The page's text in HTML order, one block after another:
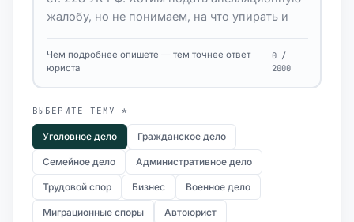
Чем подробнее опишете — тем точнее ответ
юриста
0 /
2000
ВЫБЕРИТЕ ТЕМУ *
Уголовное дело Гражданское дело
Семейное дело Административное дело
Трудовой спор Бизнес Военное дело
Миграционные споры Автоюрист